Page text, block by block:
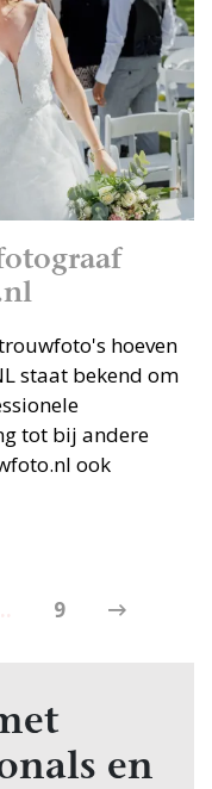
hoeven
staat bekend om
tot bij andere
ook
9
en